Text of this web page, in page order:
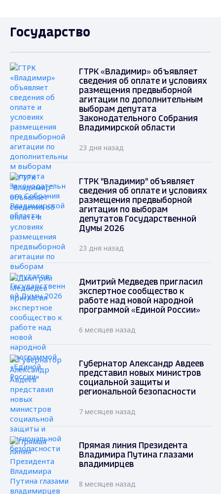
Государство
ГТРК «Владимир» объявляет
сведения об оплате и условиях
размещения предвыборной
агитации по дополнительным
выборам депутата
Законодательного Собрания
Владимирской области
23 дня назад
ГТРК "Владимир" объявляет
сведения об оплате и условиях
размещения предвыборной
агитации по выборам
депутатов Государственной
Думы 2026
23 дня назад
Дмитрий Медведев пригласил
экспертное сообщество к
работе над новой народной
программой «Единой России»
6 месяцев назад
Губернатор Александр Авдеев
представил новых министров
социальной защиты и
региональной безопасности
7 месяцев назад
Прямая линия Президента
Владимира Путина глазами
владимирцев
8 месяцев назад